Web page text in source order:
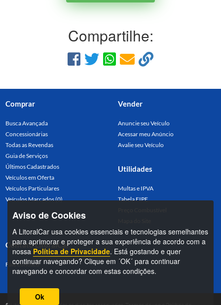
Compartilhe:
Comprar
Busca Avançada
Concessionárias
Todas as Revendas
Guia de Serviços
Últimos Cadastrados
Veículos em Oferta
Veículos Particulares
Veículos Marcados (0)
Vender
Anuncie seu Veículo
Acessar meu Anúncio
Avalie seu Veículo
Utilidades
Multas e IPVA
Tabela FIPE
Contato LitoralCar
Fale conosco
Aviso de Cookies
A LitoralCar usa cookies essenciais e tecnologias semelhantes
para aprimorar e proteger a sua experiência de acordo com a
nossa Política de Privacidade. Está gostando e quer
continuar navegando? Clique em ´OK´ para continuar
navegando e concordar com estas condições.
Ok